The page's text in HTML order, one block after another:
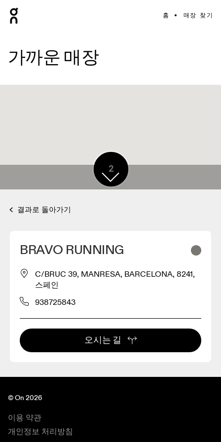
홈 매장 찾기
가까운 매장
2
결과로 돌아가기
BRAVO RUNNING
C/BRUC 39, MANRESA, BARCELONA, 8241,
스페인
938725843
오시는 길
© On 2026
이용 약관
개인정보 처리방침